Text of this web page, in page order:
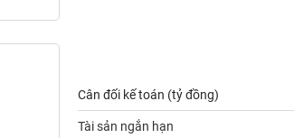
Cân đối kế toán (tỷ đồng)
Tài sản ngắn hạn